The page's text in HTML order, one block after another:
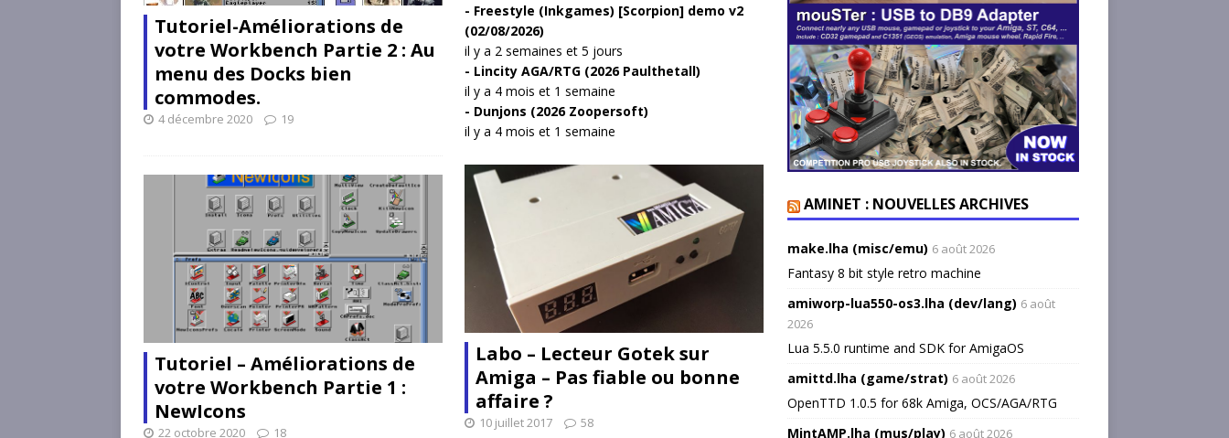
Tutoriel-Améliorations de
votre Workbench Partie 2 : Au
menu des Docks bien
commodes.
4 décembre 2020 19
Tutoriel – Améliorations de
votre Workbench Partie 1 :
NewIcons
22 octobre 2020 18
Freestyle (Inkgames) [Scorpion] demo v2
(02/08/2026)
il y a 2 semaines et 5 jours
Lincity AGA/RTG (2026 Paulthetall)
il y a 4 mois et 1 semaine
Dunjons (2026 Zoopersoft)
il y a 4 mois et 1 semaine
Labo – Lecteur Gotek sur
Amiga – Pas fiable ou bonne
affaire ?
10 juillet 2017 58
AMINET : NOUVELLES ARCHIVES
make.lha (misc/emu) 6 août 2026
Fantasy 8 bit style retro machine
amiworp-lua550-os3.lha (dev/lang) 6 août
2026
Lua 5.5.0 runtime and SDK for AmigaOS
amittd.lha (game/strat) 6 août 2026
OpenTTD 1.0.5 for 68k Amiga, OCS/AGA/RTG
MintAMP.lha (mus/play) 6 août 2026